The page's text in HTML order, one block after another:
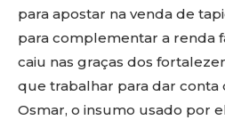
para apostar na venda de
para complementar a renda
caiu nas graças dos
que trabalhar para dar conta
Osmar, o insumo usado por